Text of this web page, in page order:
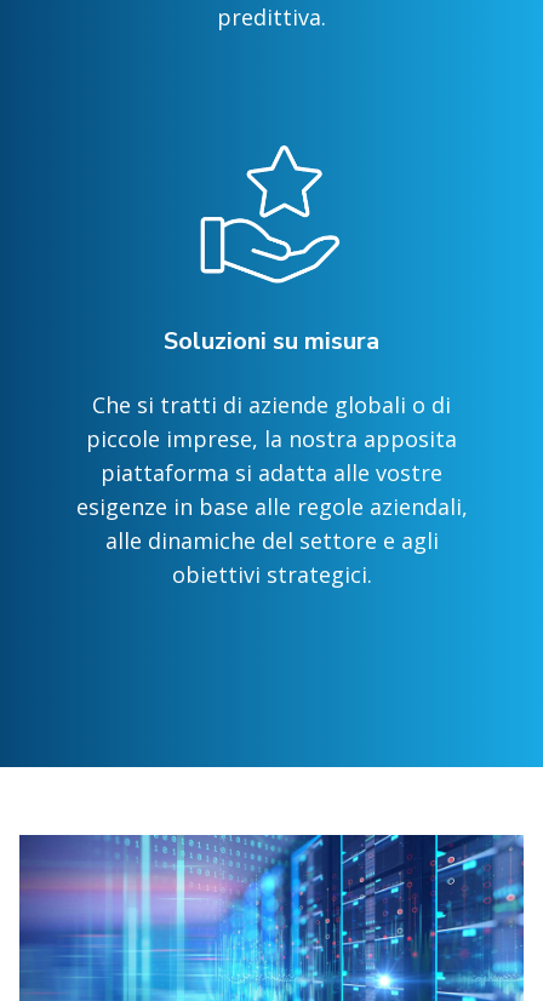
predittiva.
Soluzioni su misura
Che si tratti di aziende globali o di
piccole imprese, la nostra apposita
piattaforma si adatta alle vostre
esigenze in base alle regole aziendali,
alle dinamiche del settore e agli
obiettivi strategici.